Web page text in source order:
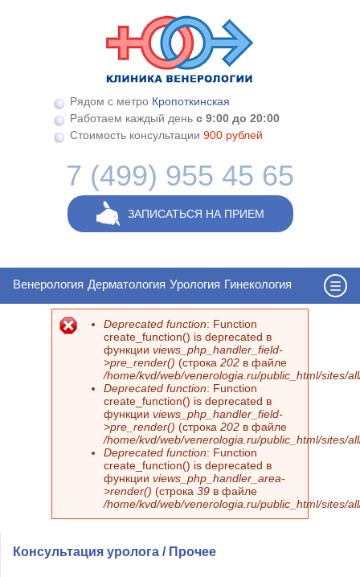
Рядом с метро Кропоткинская
Работаем каждый день с 9:00 до 20:00
Стоимость консультации 900 рублей
7 (499) 955 45 65
ЗАПИСАТЬСЯ НА ПРИЕМ
Венерология Дерматология Урология Гинекология
Сообщение об ошибке
Deprecated function: Function
create_function() is deprecated в
функции views_php_handler_field-
>pre_render() (строка 202 в файле
/home/kvd/web/venerologia.ru/public_html/sites/
Deprecated function: Function
create_function() is deprecated в
функции views_php_handler_field-
>pre_render() (строка 202 в файле
/home/kvd/web/venerologia.ru/public_html/sites/
Deprecated function: Function
create_function() is deprecated в
функции views_php_handler_area-
>render() (строка 39 в файле
/home/kvd/web/venerologia.ru/public_html/sites/
Консультация уролога / Прочее